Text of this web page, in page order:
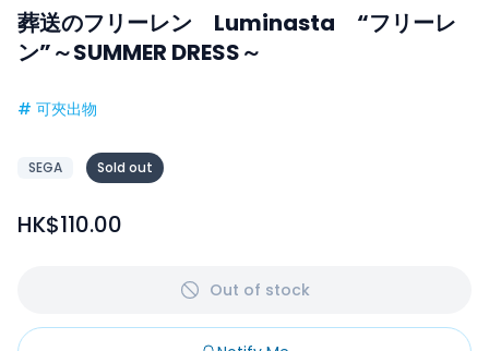
葬送のフリーレン Luminasta “フリーレ
ン”～SUMMER DRESS～
# 可夾出物
SEGA Sold out
HK$110.00
Out of stock